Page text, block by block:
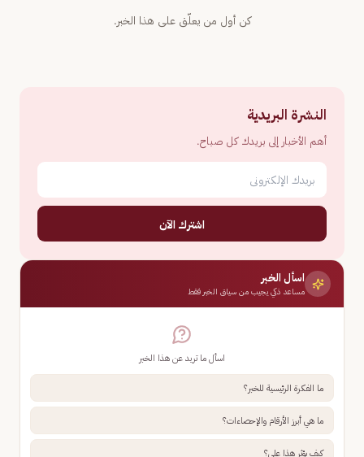
كن أول من يعلّق على هذا الخبر.
النشرة البريدية
أهم الأخبار إلى بريدك كل صباح.
اشترك الآن
اسأل الخبر
مساعد ذكي يجيب من سياق الخبر فقط
اسأل ما تريد عن هذا الخبر
ما الفكرة الرئيسية للخبر؟
ما هي أبرز الأرقام والإحصاءات؟
كيف يؤثر هذا علي؟